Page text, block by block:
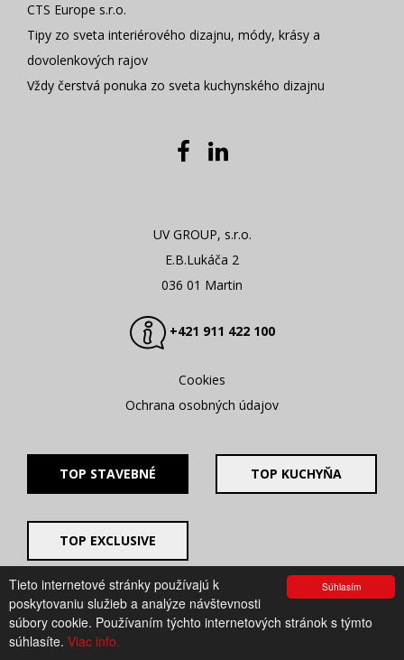
Súhlasím
Tieto internetové stránky používajú k
poskytovaniu služieb a analýze návštevnosti
súbory cookie. Používaním týchto internetových stránok s týmto
súhlasíte. Viac info.
CTS Europe s.r.o.
Tipy zo sveta interiérového dizajnu, módy, krásy a
dovolenkových rajov
Vždy čerstvá ponuka zo sveta kuchynského dizajnu
UV GROUP, s.r.o.
E.B.Lukáča 2
036 01 Martin
+421 911 422 100
Cookies
Ochrana osobných údajov
TOP STAVEBNÉ TOP KUCHYŇA
TOP EXCLUSIVE
© 2008 - 2026. UV GROUP s.r.o. |
Created by CTS Europe
s.r.o.